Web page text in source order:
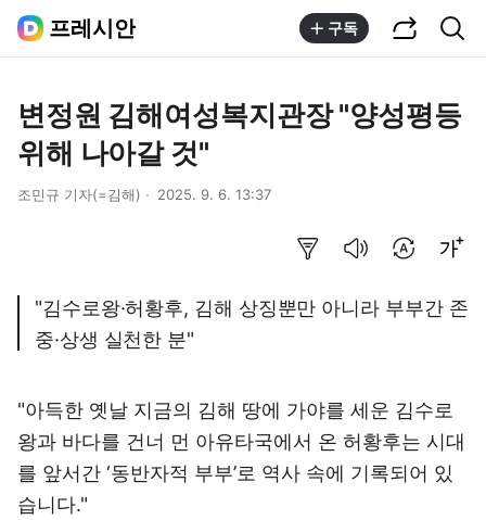
프레시안 구독
변정원 김해여성복지관장 "양성평등
위해 나아갈 것"
조민규 기자(=김해) 2025. 9. 6. 13:37
"김수로왕·허황후, 김해 상징뿐만 아니라 부부간 존
중·상생 실천한 분"
"아득한 옛날 지금의 김해 땅에 가야를 세운 김수로
왕과 바다를 건너 먼 아유타국에서 온 허황후는 시대
를 앞서간 ‘동반자적 부부’로 역사 속에 기록되어 있
습니다."